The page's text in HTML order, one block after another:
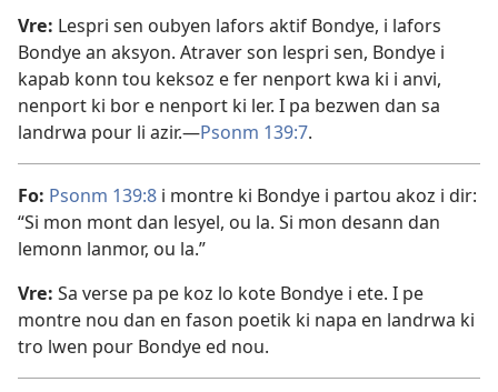
Vre: Lespri sen oubyen lafors aktif Bondye, i lafors
Bondye an aksyon. Atraver son lespri sen, Bondye i
kapab konn tou keksoz e fer nenport kwa ki i anvi,
nenport ki bor e nenport ki ler. I pa bezwen dan sa
landrwa pour li azir.​—Psonm 139:7.
Fo: Psonm 139:8 i montre ki Bondye i partou akoz i dir:
“Si mon mont dan lesyel, ou la. Si mon desann dan
lemonn lanmor, ou la.”
Vre: Sa verse pa pe koz lo kote Bondye i ete. I pe
montre nou dan en fason poetik ki napa en landrwa ki
tro lwen pour Bondye ed nou.